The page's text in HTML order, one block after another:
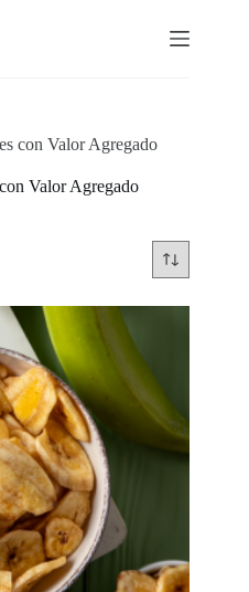
con Valor Agregado
Valor Agregado